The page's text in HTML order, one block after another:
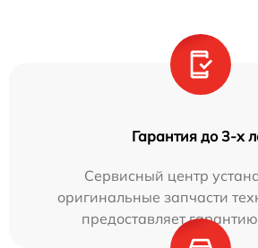
Гарантия до 3-х
Сервисный центр
оригинальные запчасти
предоставляет